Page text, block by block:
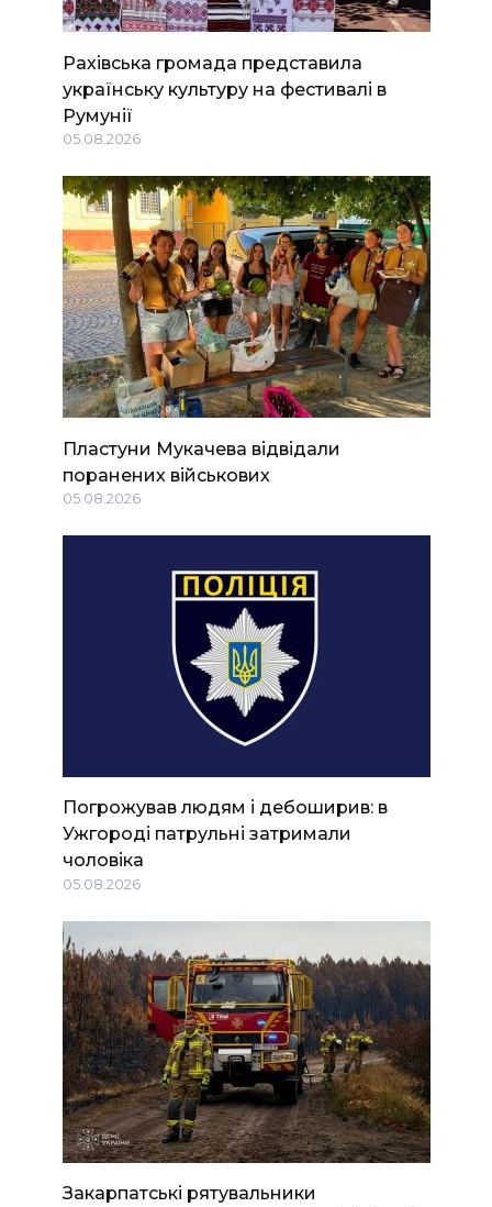
Рахівська громада представила
українську культуру на фестивалі в
Румунії
05.08.2026
Пластуни Мукачева відвідали
поранених військових
05.08.2026
Погрожував людям і дебоширив: в
Ужгороді патрульні затримали
чоловіка
05.08.2026
Закарпатські рятувальники